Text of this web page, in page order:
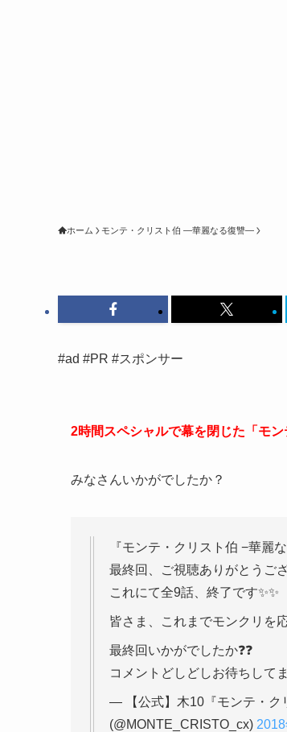
ホーム モンテ・クリスト伯 ―華麗なる復讐―
#ad #PR #スポンサー
2時間スペシャルで幕を閉じた「モ
みなさんいかがでしたか？
『モンテ・クリスト伯 −華麗な
最終回、ご視聴ありがとうご
これにて全9話、終了です✨✨
皆さま、これまでモンクリを
最終回いかがでしたか❓❓
コメントどしどしお待ちして
— 【公式】木10『モンテ・ク
(@MONTE_CRISTO_cx)